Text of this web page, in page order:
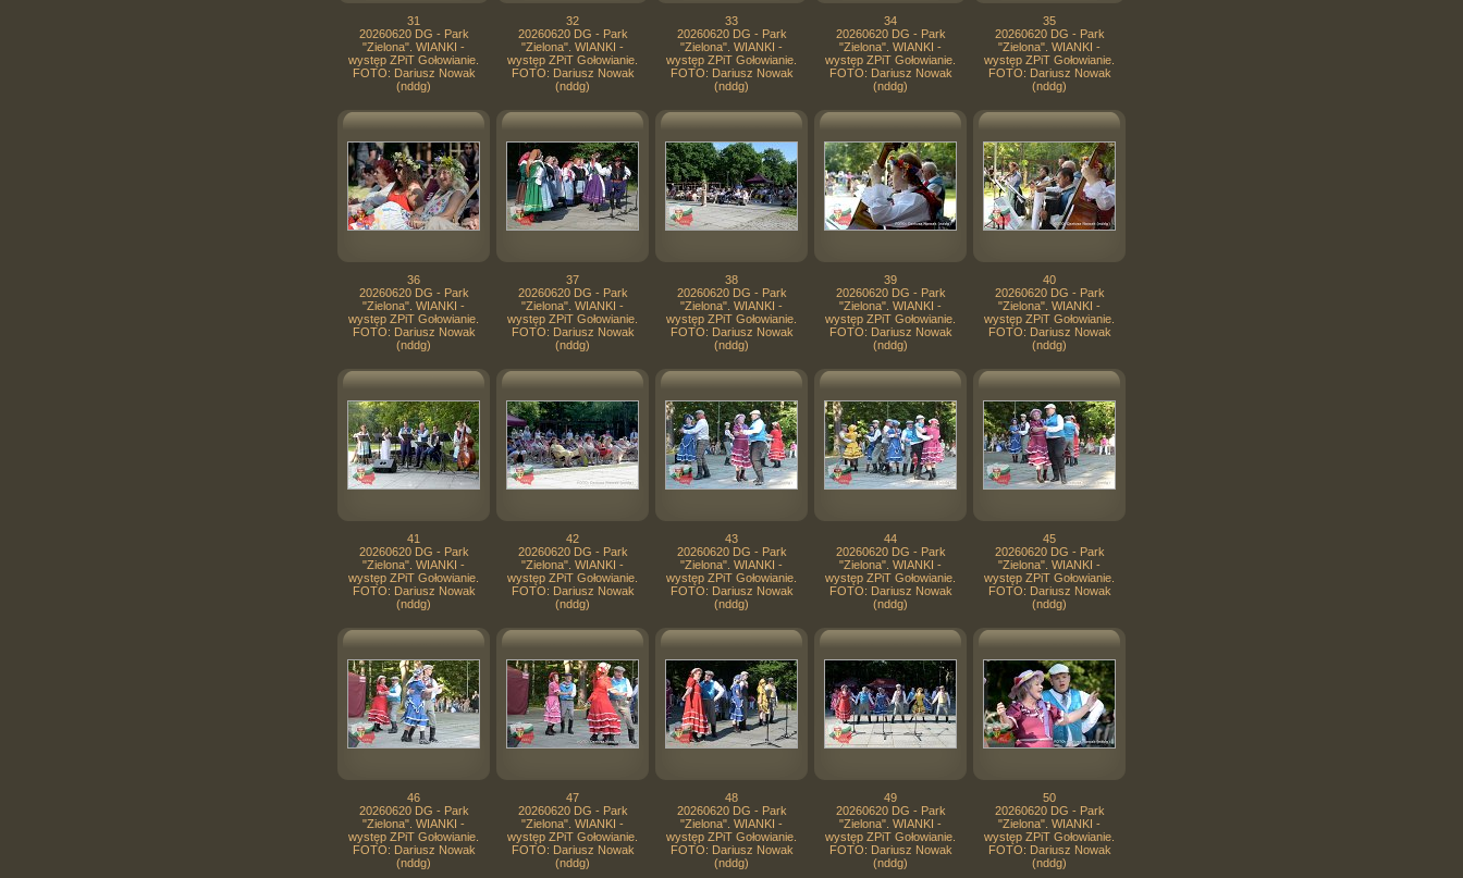
31
20260620 DG - Park
"Zielona". WIANKI -
występ ZPiT Gołowianie.
FOTO: Dariusz Nowak
(nddg)
32
20260620 DG - Park
"Zielona". WIANKI -
występ ZPiT Gołowianie.
FOTO: Dariusz Nowak
(nddg)
33
20260620 DG - Park
"Zielona". WIANKI -
występ ZPiT Gołowianie.
FOTO: Dariusz Nowak
(nddg)
34
20260620 DG - Park
"Zielona". WIANKI -
występ ZPiT Gołowianie.
FOTO: Dariusz Nowak
(nddg)
35
20260620 DG - Park
"Zielona". WIANKI -
występ ZPiT Gołowianie.
FOTO: Dariusz Nowak
(nddg)
36
20260620 DG - Park
"Zielona". WIANKI -
występ ZPiT Gołowianie.
FOTO: Dariusz Nowak
(nddg)
37
20260620 DG - Park
"Zielona". WIANKI -
występ ZPiT Gołowianie.
FOTO: Dariusz Nowak
(nddg)
38
20260620 DG - Park
"Zielona". WIANKI -
występ ZPiT Gołowianie.
FOTO: Dariusz Nowak
(nddg)
39
20260620 DG - Park
"Zielona". WIANKI -
występ ZPiT Gołowianie.
FOTO: Dariusz Nowak
(nddg)
40
20260620 DG - Park
"Zielona". WIANKI -
występ ZPiT Gołowianie.
FOTO: Dariusz Nowak
(nddg)
41
20260620 DG - Park
"Zielona". WIANKI -
występ ZPiT Gołowianie.
FOTO: Dariusz Nowak
(nddg)
42
20260620 DG - Park
"Zielona". WIANKI -
występ ZPiT Gołowianie.
FOTO: Dariusz Nowak
(nddg)
43
20260620 DG - Park
"Zielona". WIANKI -
występ ZPiT Gołowianie.
FOTO: Dariusz Nowak
(nddg)
44
20260620 DG - Park
"Zielona". WIANKI -
występ ZPiT Gołowianie.
FOTO: Dariusz Nowak
(nddg)
45
20260620 DG - Park
"Zielona". WIANKI -
występ ZPiT Gołowianie.
FOTO: Dariusz Nowak
(nddg)
46
20260620 DG - Park
"Zielona". WIANKI -
występ ZPiT Gołowianie.
FOTO: Dariusz Nowak
(nddg)
47
20260620 DG - Park
"Zielona". WIANKI -
występ ZPiT Gołowianie.
FOTO: Dariusz Nowak
(nddg)
48
20260620 DG - Park
"Zielona". WIANKI -
występ ZPiT Gołowianie.
FOTO: Dariusz Nowak
(nddg)
49
20260620 DG - Park
"Zielona". WIANKI -
występ ZPiT Gołowianie.
FOTO: Dariusz Nowak
(nddg)
50
20260620 DG - Park
"Zielona". WIANKI -
występ ZPiT Gołowianie.
FOTO: Dariusz Nowak
(nddg)